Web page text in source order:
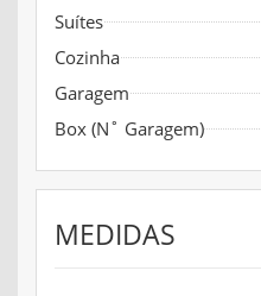
Suítes
Cozinha
Garagem
Box (N˚ Garagem)
MEDIDAS